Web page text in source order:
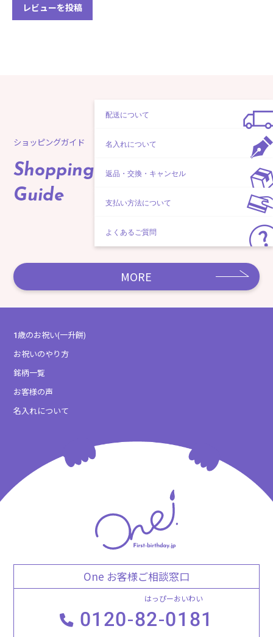
レビューを投稿
ショッピングガイド
Shopping
Guide
MORE
配送について
名入れについて
返品・交換・キャンセル
支払い方法について
よくあるご質問
1歳のお祝い(一升餅)
お祝いのやり方
銘柄一覧
お客様の声
名入れについて
One お客様ご相談窓口
0120-82-0181
はっぴーおいわい